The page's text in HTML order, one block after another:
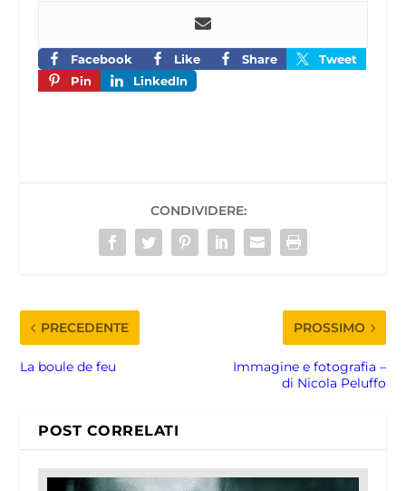
Facebook Like Share
Tweet
Pin
LinkedIn
CONDIVIDERE:
PRECEDENTE
La boule de feu
PROSSIMO
Immagine e fotografia –
di Nicola Peluffo
POST CORRELATI